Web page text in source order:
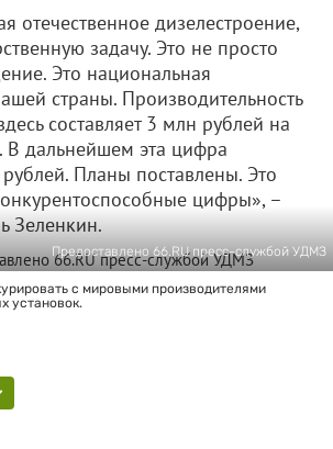
отечественное дизелестроение,
задачу. Это не просто
Это национальная
страны. Производительность
составляет 3 млн рублей на
В дальнейшем эта цифра
Планы поставлены. Это
цифры», –
Зеленкин.
Предоставлено 66.RU пресс-службой УДМЗ
с мировыми производителями
установок.